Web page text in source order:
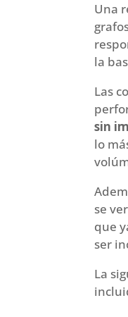
Una
la
Las
sin
lo
se
que
ser
La